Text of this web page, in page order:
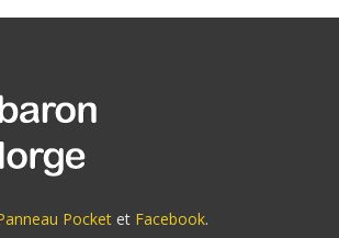
Pocket et Facebook.